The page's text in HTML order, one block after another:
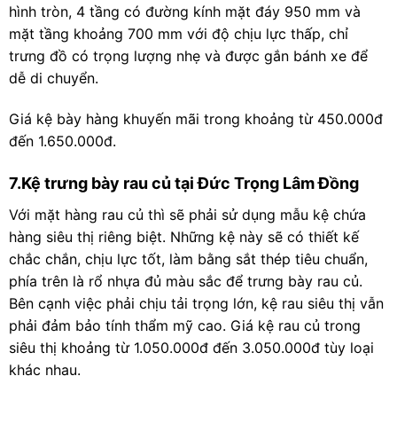
hình tròn, 4 tầng có đường kính mặt đáy 950 mm và
mặt tầng khoảng 700 mm với độ chịu lực thấp, chỉ
trưng đồ có trọng lượng nhẹ và được gắn bánh xe để
dễ di chuyển.
Giá kệ bày hàng khuyến mãi trong khoảng từ 450.000đ
đến 1.650.000đ.
7.Kệ trưng bày rau củ tại Đức Trọng Lâm Đồng
Với mặt hàng rau củ thì sẽ phải sử dụng mẫu kệ chứa
hàng siêu thị riêng biệt. Những kệ này sẽ có thiết kế
chắc chắn, chịu lực tốt, làm bằng sắt thép tiêu chuẩn,
phía trên là rổ nhựa đủ màu sắc để trưng bày rau củ.
Bên cạnh việc phải chịu tải trọng lớn, kệ rau siêu thị vẫn
phải đảm bảo tính thẩm mỹ cao. Giá kệ rau củ trong
siêu thị khoảng từ 1.050.000đ đến 3.050.000đ tùy loại
khác nhau.